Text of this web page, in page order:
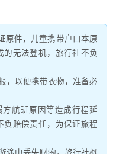
原件，儿童携带户口本原
的无法登机，旅行社不负
，以便携带衣物，准备必
航班原因等造成行程延
负赔偿责任，为保证旅程